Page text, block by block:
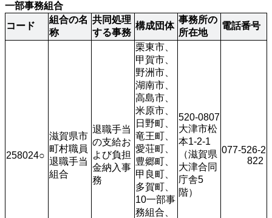
一部事務組合
コード
組合の名
称
共同処理
する事務
構成団体
事務所の
所在地
電話番号
258024○
滋賀県市
町村職員
退職手当
組合
退職手当
の支給お
よび負担
金納入事
務
栗東市、
甲賀市、
野洲市、
湖南市、
高島市、
米原市、
日野町、
竜王町、
愛荘町、
豊郷町、
甲良町、
多賀町、
10一部事
務組合、
520-0807
大津市松
本1-2-1
（滋賀県
大津合同
庁舎5
階）
077-526-2
822